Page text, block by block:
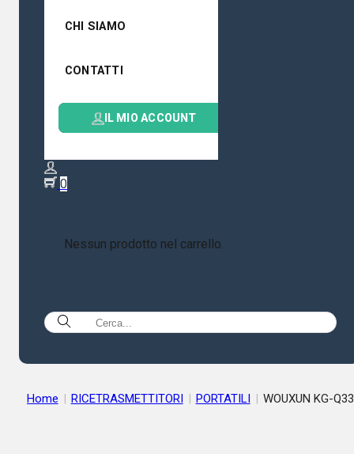
CHI SIAMO
CONTATTI
IL MIO ACCOUNT
0
Nessun prodotto nel carrello.
Home | RICETRASMETTITORI | PORTATILI | WOUXUN KG-